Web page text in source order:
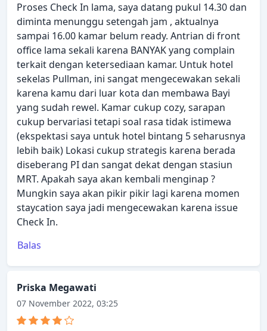
Proses Check In lama, saya datang pukul 14.30 dan
diminta menunggu setengah jam , aktualnya
sampai 16.00 kamar belum ready. Antrian di front
office lama sekali karena BANYAK yang complain
terkait dengan ketersediaan kamar. Untuk hotel
sekelas Pullman, ini sangat mengecewakan sekali
karena kamu dari luar kota dan membawa Bayi
yang sudah rewel. Kamar cukup cozy, sarapan
cukup bervariasi tetapi soal rasa tidak istimewa
(ekspektasi saya untuk hotel bintang 5 seharusnya
lebih baik) Lokasi cukup strategis karena berada
diseberang PI dan sangat dekat dengan stasiun
MRT. Apakah saya akan kembali menginap ?
Mungkin saya akan pikir pikir lagi karena momen
staycation saya jadi mengecewakan karena issue
Check In.
Balas
Priska Megawati
07 November 2022, 03:25